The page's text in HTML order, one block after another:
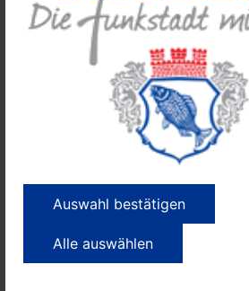
Auswahl bestätigen
Alle auswählen
PlusBus-Linie, die
Wustermark und
Stundentakt
geprägten Kommunen
Taktverdichtung von
Dienstag wurde das
dem Dallgower
vorgestellt. Ab
20 neue
Bahnhof –
wetterfestes